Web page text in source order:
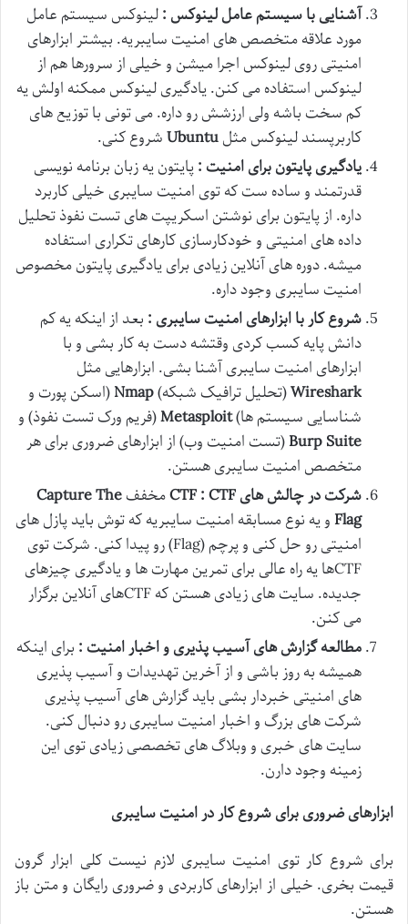
آشنایی با سیستم عامل لینوکس :لینوکس سیستم عامل
مورد علاقه متخصص های امنیت سایبریه. بیشتر ابزارهای
امنیتی روی لینوکس اجرا میشن و خیلی از سرورها هم از
لینوکس استفاده می کنن. یادگیری لینوکس ممکنه اولش یه
کم سخت باشه ولی ارزشش رو داره. می تونی با توزیع های
کاربرپسند لینوکس مثلUbuntuشروع کنی.
یادگیری پایتون برای امنیت :پایتون یه زبان برنامه نویسی
قدرتمند و ساده ست که توی امنیت سایبری خیلی کاربرد
داره. از پایتون برای نوشتن اسکریپت های تست نفوذ تحلیل
داده های امنیتی و خودکارسازی کارهای تکراری استفاده
میشه. دوره های آنلاین زیادی برای یادگیری پایتون مخصوص
امنیت سایبری وجود داره.
شروع کار با ابزارهای امنیت سایبری : بعد از اینکه یه کم
دانش پایه کسب کردی وقتشه دست به کار بشی و با
ابزارهای امنیت سایبری آشنا بشی. ابزارهایی مثل
Wireshark(تحلیل ترافیک شبکه)Nmap(اسکن پورت و
شناسایی سیستم ها)Metasploit(فریم ورک تست نفوذ) و
Burp Suite(تست امنیت وب) از ابزارهای ضروری برای هر
متخصص امنیت سایبری هستن.
شرکت در چالش های
مخففCapture The
Flagو یه نوع مسابقه امنیت سایبریه که توش باید پازل های
امنیتی رو حل کنی و پرچم (Flag) رو پیدا کنی. شرکت توی
CTFها یه راه عالی برای تمرین مهارت ها و یادگیری چیزهای
جدیده. سایت های زیادی هستن که CTFهای آنلاین برگزار
می کنن.
مطالعه گزارش های آسیب پذیری و اخبار امنیت : برای اینکه
همیشه به روز باشی و از آخرین تهدیدات و آسیب پذیری
های امنیتی خبردار بشی باید گزارش های آسیب پذیری
شرکت های بزرگ و اخبار امنیت سایبری رو دنبال کنی.
سایت های خبری و وبلاگ های تخصصی زیادی توی این
زمینه وجود دارن.
ابزارهای ضروری برای شروع کار در امنیت سایبری
برای شروع کار توی امنیت سایبری لازم نیست کلی ابزار گرون
قیمت بخری. خیلی از ابزارهای کاربردی و ضروری رایگان و متن باز
هستن.